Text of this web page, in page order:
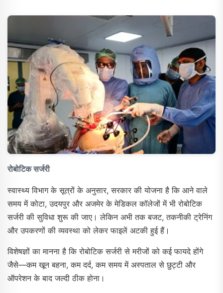
रोबोटिक सर्जरी
स्वास्थ्य विभाग के सूत्रों के अनुसार, सरकार की योजना है कि आने वाले
समय में कोटा, उदयपुर और अजमेर के मेडिकल कॉलेजों में भी रोबोटिक
सर्जरी की सुविधा शुरू की जाए। लेकिन अभी तक बजट, तकनीकी ट्रेनिंग
और उपकरणों की व्यवस्था को लेकर फाइलें अटकी हुई हैं।
विशेषज्ञों का मानना है कि रोबोटिक सर्जरी से मरीजों को कई फायदे होंगे
जैसे—कम खून बहना, कम दर्द, कम समय में अस्पताल से छुट्टी और
ऑपरेशन के बाद जल्दी ठीक होना।